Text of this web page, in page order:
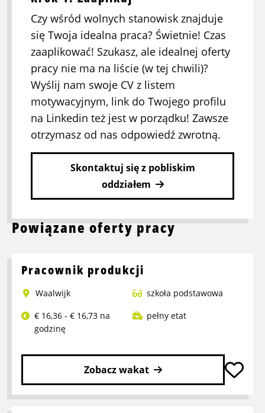
Czy wśród wolnych stanowisk znajduje
się Twoja idealna praca? Świetnie! Czas
zaaplikować! Szukasz, ale idealnej oferty
pracy nie ma na liście (w tej chwili)?
Wyślij nam swoje CV z listem
motywacyjnym, link do Twojego profilu
na Linkedin też jest w porządku! Zawsze
otrzymasz od nas odpowiedź zwrotną.
Skontaktuj się z pobliskim
oddziałem
Powiązane oferty pracy
Pracownik produkcji
Waalwijk
szkoła podstawowa
€ 16,36 - € 16,73 na
godzinę
pełny etat
Zobacz wakat
Przeczytaj